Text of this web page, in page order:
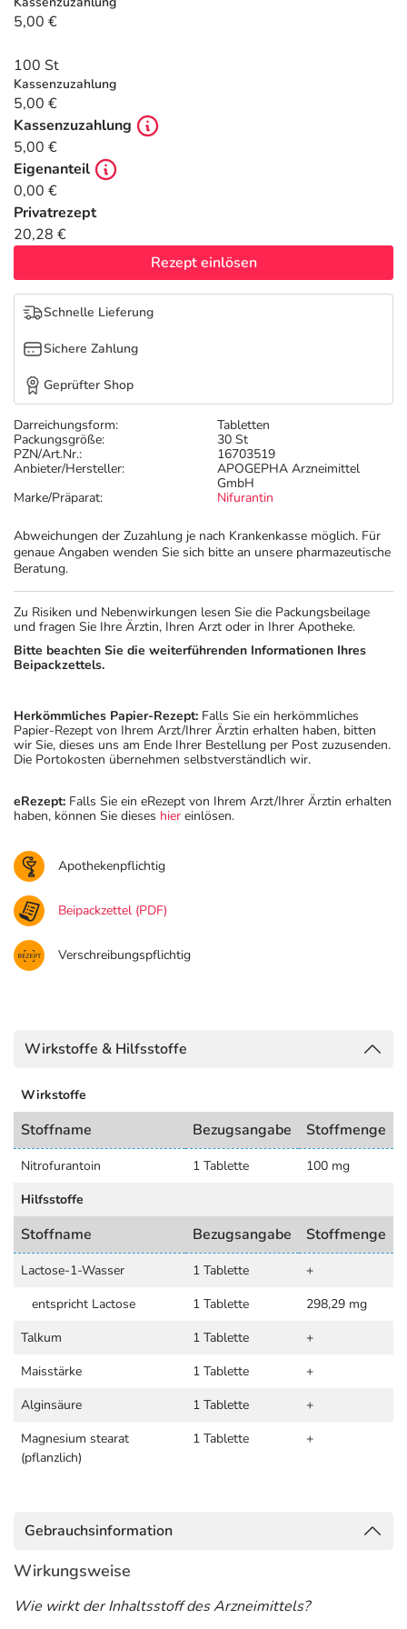
Tierapotheke
Vitamine & Mineralstoffe
Marken
Salus Deals
Darreichungsform:
Tabletten
Packungsgröße:
30 St
PZN/Art.Nr.:
16703519
Anbieter/Hersteller:
APOGEPHA Arzneimittel
GmbH
Marke/Präparat:
Nifurantin
Abweichungen der Zuzahlung je nach Krankenkasse möglich. Für
genaue Angaben wenden Sie sich bitte an unsere pharmazeutische
Beratung.
5,00 €
100 St
Kassenzuzahlung
5,00 €
Kassenzuzahlung
5,00 €
Eigenanteil
0,00 €
Privatrezept
20,28 €
Rezept einlösen
Schnelle Lieferung
Sichere Zahlung
Geprüfter Shop
Zu Risiken und Nebenwirkungen lesen Sie die Packungsbeilage
und fragen Sie Ihre Ärztin, Ihren Arzt oder in Ihrer Apotheke.
Bitte beachten Sie die weiterführenden Informationen Ihres
Beipackzettels.
Herkömmliches Papier-Rezept: Falls Sie ein herkömmliches
Papier-Rezept von Ihrem Arzt/Ihrer Ärztin erhalten haben, bitten
wir Sie, dieses uns am Ende Ihrer Bestellung per Post zuzusenden.
Die Portokosten übernehmen selbstverständlich wir.
eRezept: Falls Sie ein eRezept von Ihrem Arzt/Ihrer Ärztin erhalten
haben, können Sie dieses hier einlösen.
Apothekenpflichtig
Beipackzettel (PDF)
Verschreibungspflichtig
Wirkstoffe & Hilfsstoffe
Wirkstoffe
Stoffname Bezugsangabe Stoffmenge
Nitrofurantoin 1 Tablette
100 mg
Hilfsstoffe
Stoffname Bezugsangabe Stoffmenge
Lactose-1-Wasser 1 Tablette
+
entspricht Lactose
1 Tablette
298,29 mg
Talkum
1 Tablette
+
Maisstärke
1 Tablette
+
Alginsäure
1 Tablette
+
Magnesium stearat
(pflanzlich)
1 Tablette +
Gebrauchsinformation
Wirkungsweise
Wie wirkt der Inhaltsstoff des Arzneimittels?